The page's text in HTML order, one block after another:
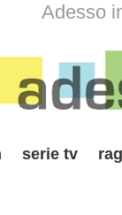
Adesso
serie tv